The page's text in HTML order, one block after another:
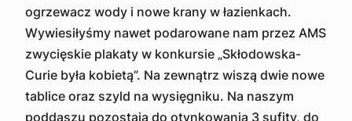
ogrzewacz wody i nowe krany w łazienkach.
Wywiesiłyśmy nawet podarowane nam przez AMS
zwycięskie plakaty w konkursie „Skłodowska-
Curie była kobietą”. Na zewnątrz wiszą dwie nowe
tablice oraz szyld na wysięgniku. Na naszym
poddaszu pozostają do otynkowania 3 sufity, do